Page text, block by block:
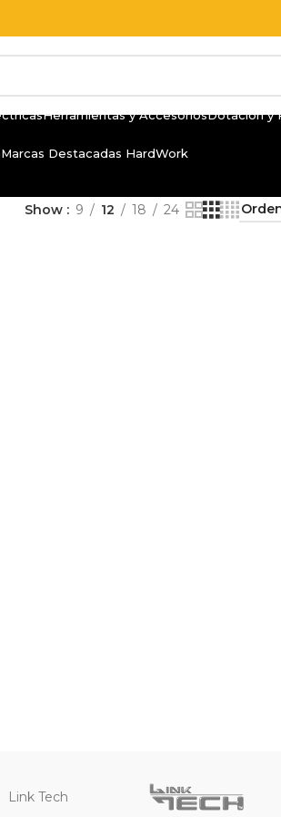
Herramientas y AccesoriosDotación y
Marcas Destacadas HardWork
Show 9 12 18 24
Link Tech